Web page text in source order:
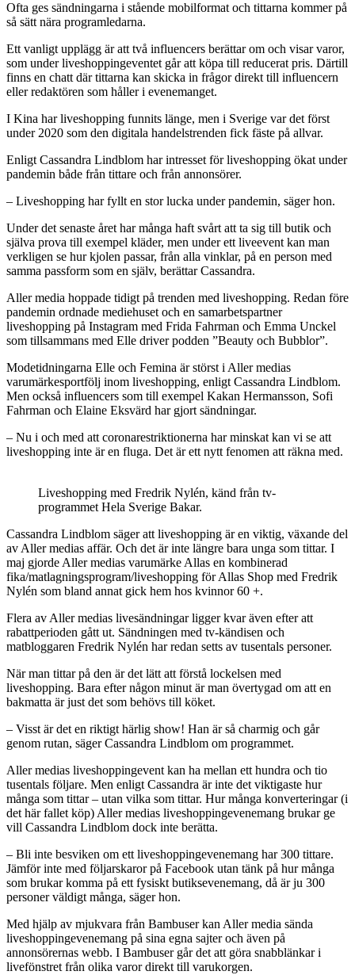
Ofta ges sändningarna i stående mobilformat och tittarna kommer på
så sätt nära programledarna.
Ett vanligt upplägg är att två influencers berättar om och visar varor,
som under liveshoppingeventet går att köpa till reducerat pris. Därtill
finns en chatt där tittarna kan skicka in frågor direkt till influencern
eller redaktören som håller i evenemanget.
I Kina har liveshopping funnits länge, men i Sverige var det först
under 2020 som den digitala handelstrenden fick fäste på allvar.
Enligt Cassandra Lindblom har intresset för liveshopping ökat under
pandemin både från tittare och från annonsörer.
– Liveshopping har fyllt en stor lucka under pandemin, säger hon.
Under det senaste året har många haft svårt att ta sig till butik och
själva prova till exempel kläder, men under ett liveevent kan man
verkligen se hur kjolen passar, från alla vinklar, på en person med
samma passform som en själv, berättar Cassandra.
Aller media hoppade tidigt på trenden med liveshopping. Redan före
pandemin ordnade mediehuset och en samarbetspartner
liveshopping på Instagram med Frida Fahrman och Emma Unckel
som tillsammans med Elle driver podden ”Beauty och Bubblor”.
Modetidningarna Elle och Femina är störst i Aller medias
varumärkesportfölj inom liveshopping, enligt Cassandra Lindblom.
Men också influencers som till exempel Kakan Hermansson, Sofi
Fahrman och Elaine Eksvärd har gjort sändningar.
– Nu i och med att coronarestriktionerna har minskat kan vi se att
liveshopping inte är en fluga. Det är ett nytt fenomen att räkna med.
Liveshopping med Fredrik Nylén, känd från tv-
programmet Hela Sverige Bakar.
Cassandra Lindblom säger att liveshopping är en viktig, växande del
av Aller medias affär. Och det är inte längre bara unga som tittar. I
maj gjorde Aller medias varumärke Allas en kombinerad
fika/matlagningsprogram/liveshopping för Allas Shop med Fredrik
Nylén som bland annat gick hem hos kvinnor 60 +.
Flera av Aller medias livesändningar ligger kvar även efter att
rabattperioden gått ut. Sändningen med tv-kändisen och
matbloggaren Fredrik Nylén har redan setts av tusentals personer.
När man tittar på den är det lätt att förstå lockelsen med
liveshopping. Bara efter någon minut är man övertygad om att en
bakmatta är just det som behövs till köket.
– Visst är det en riktigt härlig show! Han är så charmig och går
genom rutan, säger Cassandra Lindblom om programmet.
Aller medias liveshoppingevent kan ha mellan ett hundra och tio
tusentals följare. Men enligt Cassandra är inte det viktigaste hur
många som tittar – utan vilka som tittar. Hur många konverteringar (i
det här fallet köp) Aller medias liveshoppingevenemang brukar ge
vill Cassandra Lindblom dock inte berätta.
– Bli inte besviken om ett liveshoppingevenemang har 300 tittare.
Jämför inte med följarskaror på Facebook utan tänk på hur många
som brukar komma på ett fysiskt butiksevenemang, då är ju 300
personer väldigt många, säger hon.
Med hjälp av mjukvara från Bambuser kan Aller media sända
liveshoppingevenemang på sina egna sajter och även på
annonsörernas webb. I Bambuser går det att göra snabblänkar i
livefönstret från olika varor direkt till varukorgen.